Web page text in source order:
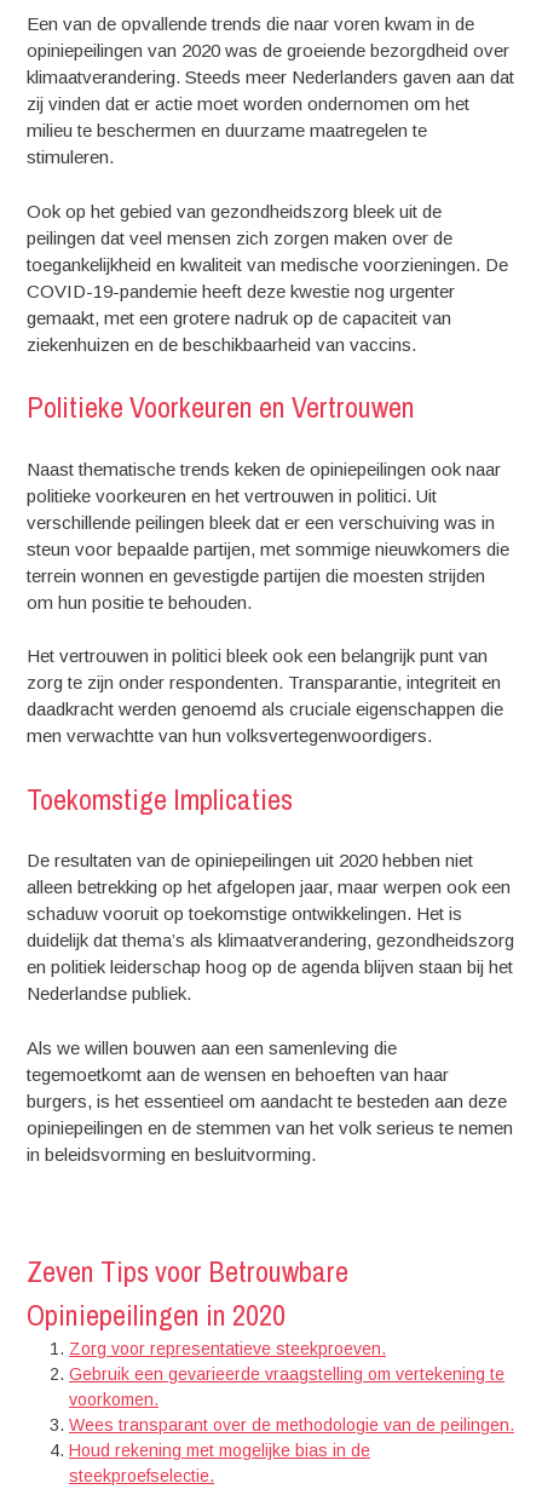
Een van de opvallende trends die naar voren kwam in de
opiniepeilingen van 2020 was de groeiende bezorgdheid over
klimaatverandering. Steeds meer Nederlanders gaven aan dat
zij vinden dat er actie moet worden ondernomen om het
milieu te beschermen en duurzame maatregelen te
stimuleren.
Ook op het gebied van gezondheidszorg bleek uit de
peilingen dat veel mensen zich zorgen maken over de
toegankelijkheid en kwaliteit van medische voorzieningen. De
COVID-19-pandemie heeft deze kwestie nog urgenter
gemaakt, met een grotere nadruk op de capaciteit van
ziekenhuizen en de beschikbaarheid van vaccins.
Politieke Voorkeuren en Vertrouwen
Naast thematische trends keken de opiniepeilingen ook naar
politieke voorkeuren en het vertrouwen in politici. Uit
verschillende peilingen bleek dat er een verschuiving was in
steun voor bepaalde partijen, met sommige nieuwkomers die
terrein wonnen en gevestigde partijen die moesten strijden
om hun positie te behouden.
Het vertrouwen in politici bleek ook een belangrijk punt van
zorg te zijn onder respondenten. Transparantie, integriteit en
daadkracht werden genoemd als cruciale eigenschappen die
men verwachtte van hun volksvertegenwoordigers.
Toekomstige Implicaties
De resultaten van de opiniepeilingen uit 2020 hebben niet
alleen betrekking op het afgelopen jaar, maar werpen ook een
schaduw vooruit op toekomstige ontwikkelingen. Het is
duidelijk dat thema’s als klimaatverandering, gezondheidszorg
en politiek leiderschap hoog op de agenda blijven staan bij het
Nederlandse publiek.
Als we willen bouwen aan een samenleving die
tegemoetkomt aan de wensen en behoeften van haar
burgers, is het essentieel om aandacht te besteden aan deze
opiniepeilingen en de stemmen van het volk serieus te nemen
in beleidsvorming en besluitvorming.
Zeven Tips voor Betrouwbare
Opiniepeilingen in 2020
Zorg voor representatieve steekproeven.
Gebruik een gevarieerde vraagstelling om vertekening te
voorkomen.
Wees transparant over de methodologie van de peilingen.
Houd rekening met mogelijke bias in de
steekproefselectie.